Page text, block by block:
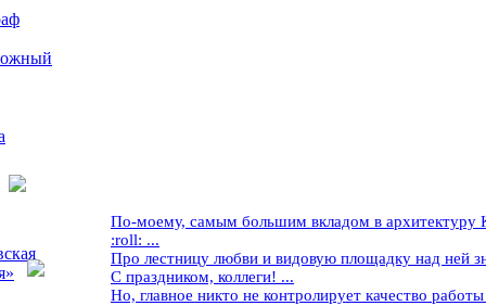
По-моему, самым большим вкладом в архитектуру
:roll: ...
Про лестницу любви и видовую площадку над ней
С праздником, коллеги! ...
Но, главное никто не контролирует качество